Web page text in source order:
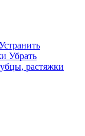
Убрать
растяжки